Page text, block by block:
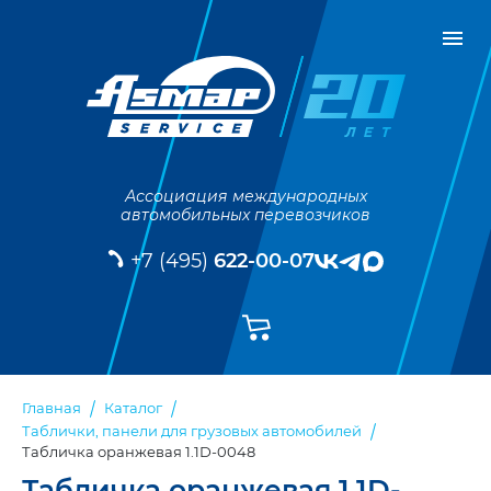
Ассоциация международных
автомобильных перевозчиков
+7 (495) 622-00-07
Главная
Каталог
Таблички, панели для грузовых автомобилей
Табличка оранжевая 1.1D-0048